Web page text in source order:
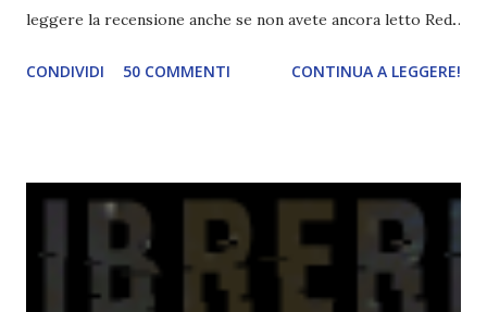
leggere la recensione anche se non avete ancora letto Red.
Green sono state delle letture molto piacevoli ma non
potete capire le mie aspettative! Innanzitutto, se la Gier o
probabilmente lo avrei apprezzato molto di più. Red è
molto introduttivo, nel senso che in trecento pagine non
CONDIVIDI 50 COMMENTI CONTINUA A LEGGERE!